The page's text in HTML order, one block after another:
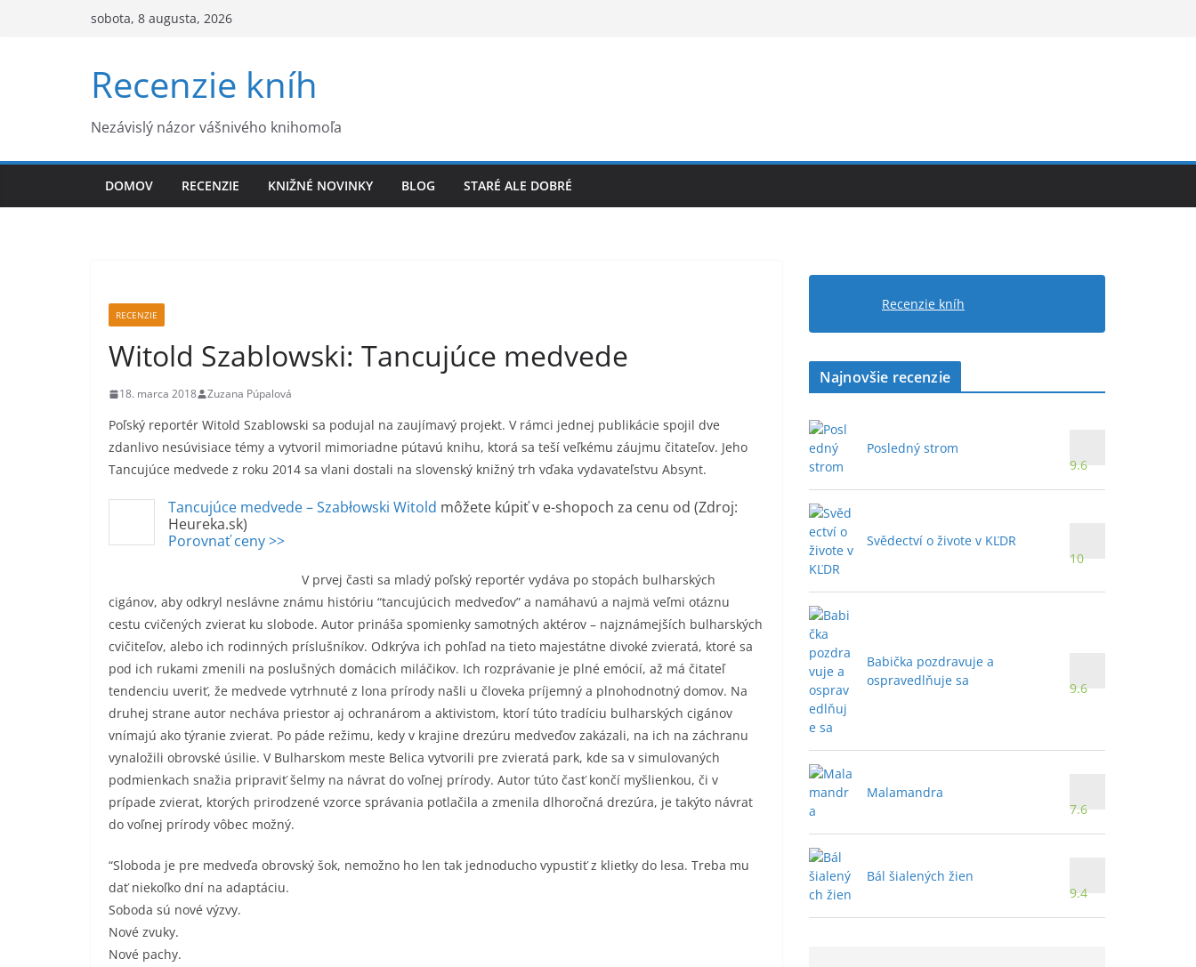
sobota, 8 augusta, 2026
Recenzie kníh
Nezávislý názor vášnivého knihomoľa
DOMOV RECENZIE KNIŽNÉ NOVINKY BLOG STARÉ ALE DOBRÉ
RECENZIE
Witold Szablowski: Tancujúce medvede
18. marca 2018 Zuzana Púpalová
Poľský reportér Witold Szablowski sa podujal na zaujímavý projekt. V rámci jednej publikácie spojil dve
zdanlivo nesúvisiace témy a vytvoril mimoriadne pútavú knihu, ktorá sa teší veľkému záujmu čitateľov. Jeho
Tancujúce medvede z roku 2014 sa vlani dostali na slovenský knižný trh vďaka vydavateľstvu Absynt.
Tancujúce medvede – Szabłowski Witold môžete kúpiť v e-shopoch za cenu od (Zdroj:
Heureka.sk)
Porovnať ceny >>
V prvej časti sa mladý poľský reportér vydáva po stopách bulharských
cigánov, aby odkryl neslávne známu históriu “tancujúcich medveďov” a namáhavú a najmä veľmi otáznu
cestu cvičených zvierat ku slobode. Autor prináša spomienky samotných aktérov – najznámejších bulharských
cvičiteľov, alebo ich rodinných príslušníkov. Odkrýva ich pohľad na tieto majestátne divoké zvieratá, ktoré sa
pod ich rukami zmenili na poslušných domácich miláčikov. Ich rozprávanie je plné emócií, až má čitateľ
tendenciu uveriť, že medvede vytrhnuté z lona prírody našli u človeka príjemný a plnohodnotný domov. Na
druhej strane autor necháva priestor aj ochranárom a aktivistom, ktorí túto tradíciu bulharských cigánov
vnímajú ako týranie zvierat. Po páde režimu, kedy v krajine drezúru medveďov zakázali, na ich na záchranu
vynaložili obrovské úsilie. V Bulharskom meste Belica vytvorili pre zvieratá park, kde sa v simulovaných
podmienkach snažia pripraviť šelmy na návrat do voľnej prírody. Autor túto časť končí myšlienkou, či v
prípade zvierat, ktorých prirodzené vzorce správania potlačila a zmenila dlhoročná drezúra, je takýto návrat
do voľnej prírody vôbec možný.
“Sloboda je pre medveďa obrovský šok, nemožno ho len tak jednoducho vypustiť z klietky do lesa. Treba mu
dať niekoľko dní na adaptáciu.
Soboda sú nové výzvy.
Nové zvuky.
Nové pachy.
Recenzie kníh
Najnovšie recenzie
Posledný strom
9.6
Svědectví o živote v KĽDR
10
Babička pozdravuje a
ospravedlňuje sa
9.6
Malamandra
7.6
Bál šialených žien
9.4